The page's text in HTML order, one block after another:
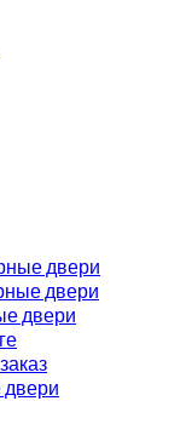
двери
двери
двери